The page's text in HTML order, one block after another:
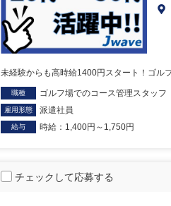
未経験からも高時給1400円スタート！ゴル
職種 ゴルフ場でのコース管理スタッフ
雇用形態 派遣社員
給与 時給：1,400円～1,750円
チェックして応募する